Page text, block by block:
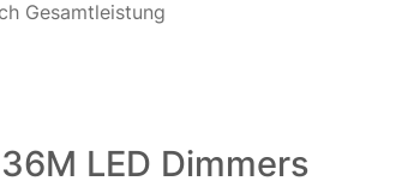
Gesamtleistung
LED Dimmers